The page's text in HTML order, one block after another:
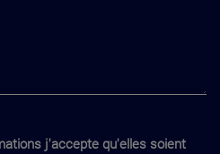
j'accepte qu'elles soient